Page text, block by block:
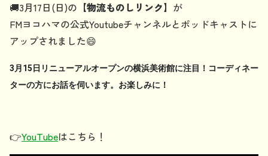
🚚3月17日(日)の 【物流ものしリンク】 が
FMヨコハマの公式Youtubeチャンネルとポッドキャストに
アップされました😄
3月15日リニューアルオープンの横浜美術館に注目！コーディネー
ターの方にお話を伺います。お楽しみに！
👉YouTubeはこちら！